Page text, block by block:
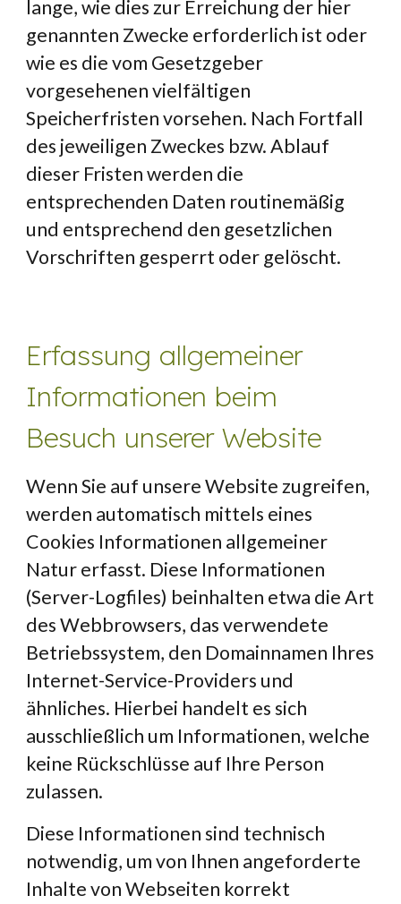
lange, wie dies zur Erreichung der hier
genannten Zwecke erforderlich ist oder
wie es die vom Gesetzgeber
vorgesehenen vielfältigen
Speicherfristen vorsehen. Nach Fortfall
des jeweiligen Zweckes bzw. Ablauf
dieser Fristen werden die
entsprechenden Daten routinemäßig
und entsprechend den gesetzlichen
Vorschriften gesperrt oder gelöscht.
Erfassung allgemeiner
Informationen beim
Besuch unserer Website
Wenn Sie auf unsere Website zugreifen,
werden automatisch mittels eines
Cookies Informationen allgemeiner
Natur erfasst. Diese Informationen
(Server-Logfiles) beinhalten etwa die Art
des Webbrowsers, das verwendete
Betriebssystem, den Domainnamen Ihres
Internet-Service-Providers und
ähnliches. Hierbei handelt es sich
ausschließlich um Informationen, welche
keine Rückschlüsse auf Ihre Person
zulassen.
Diese Informationen sind technisch
notwendig, um von Ihnen angeforderte
Inhalte von Webseiten korrekt